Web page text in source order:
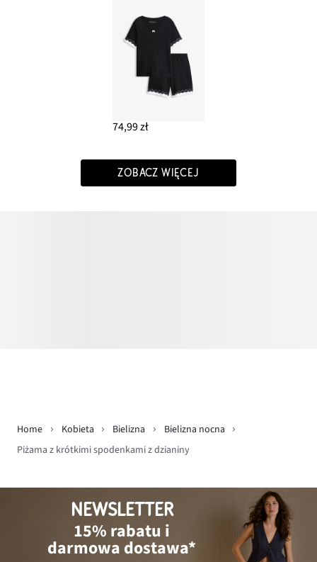
74,99 zł
ZOBACZ WIĘCEJ
Home Kobieta Bielizna
Bielizna nocna
Piżama z krótkimi spodenkami z dzianiny
NEWSLETTER
15% rabatu i
darmowa dostawa*